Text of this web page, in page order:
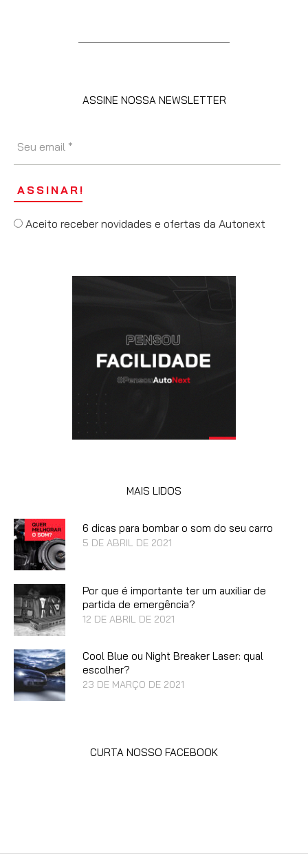
ASSINE NOSSA NEWSLETTER
Aceito receber novidades e ofertas da Autonext
MAIS LIDOS
6 dicas para bombar o som do seu carro
5 DE ABRIL DE 2021
Por que é importante ter um auxiliar de
partida de emergência?
12 DE ABRIL DE 2021
Cool Blue ou Night Breaker Laser: qual
escolher?
23 DE MARÇO DE 2021
CURTA NOSSO FACEBOOK